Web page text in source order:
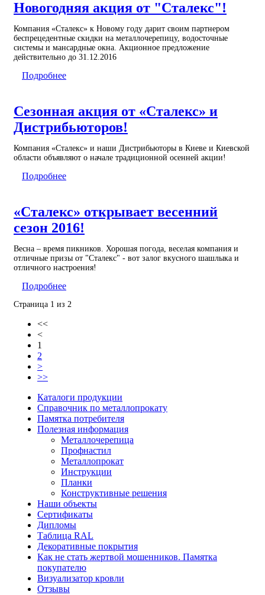
Новогодняя акция от "Сталекс"!
Компания «Сталекс» к Новому году дарит своим партнером
беспрецедентные скидки на металлочерепицу, водосточные
системы и мансардные окна. Акционное предложение
действительно до 31.12.2016
Подробнее
Сезонная акция от «Сталекс» и
Дистрибьюторов!
Компания «Сталекс» и наши Дистрибьюторы в Киеве и Киевской
области объявляют о начале традиционной осенней акции!
Подробнее
«Сталекс» открывает весенний
сезон 2016!
Весна – время пикников. Хорошая погода, веселая компания и
отличные призы от "Сталекс" - вот залог вкусного шашлыка и
отличного настроения!
Подробнее
Страница 1 из 2
<<
<
1
2
>
>>
Каталоги продукции
Справочник по металлопрокату
Памятка потребителя
Полезная информация
Металлочерепица
Профнастил
Металлопрокат
Инструкции
Планки
Конструктивные решения
Наши объекты
Сертификаты
Дипломы
Таблица RAL
Декоративные покрытия
Как не стать жертвой мошенников. Памятка
покупателю
Визуализатор кровли
Отзывы